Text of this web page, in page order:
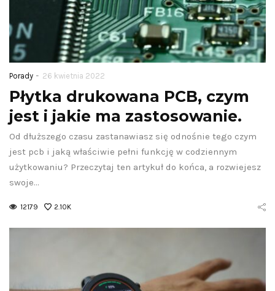
Porady - 26 kwietnia 2022
Płytka drukowana PCB, czym
jest i jakie ma zastosowanie.
Od dłuższego czasu zastanawiasz się odnośnie tego czym
jest pcb i jaką właściwie pełni funkcję w codziennym
użytkowaniu? Przeczytaj ten artykuł do końca, a rozwiejesz
swoje…
12179 2.10K